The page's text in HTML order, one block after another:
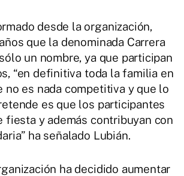
desde la organización,
que la denominada Carrera
un nombre, ya que participan
“en definitiva toda la familia en
no es nada competitiva y que lo
es que los participantes
fiesta y además contribuyan con
ha señalado Lubián.
ha decidido aumentar